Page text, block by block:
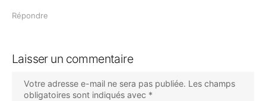
Répondre
Laisser un commentaire
Votre adresse e-mail ne sera pas publiée. Les champs
obligatoires sont indiqués avec *